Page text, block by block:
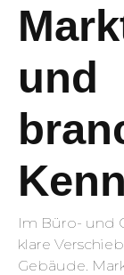
und
Im Büro- und
klare
Gebäude.